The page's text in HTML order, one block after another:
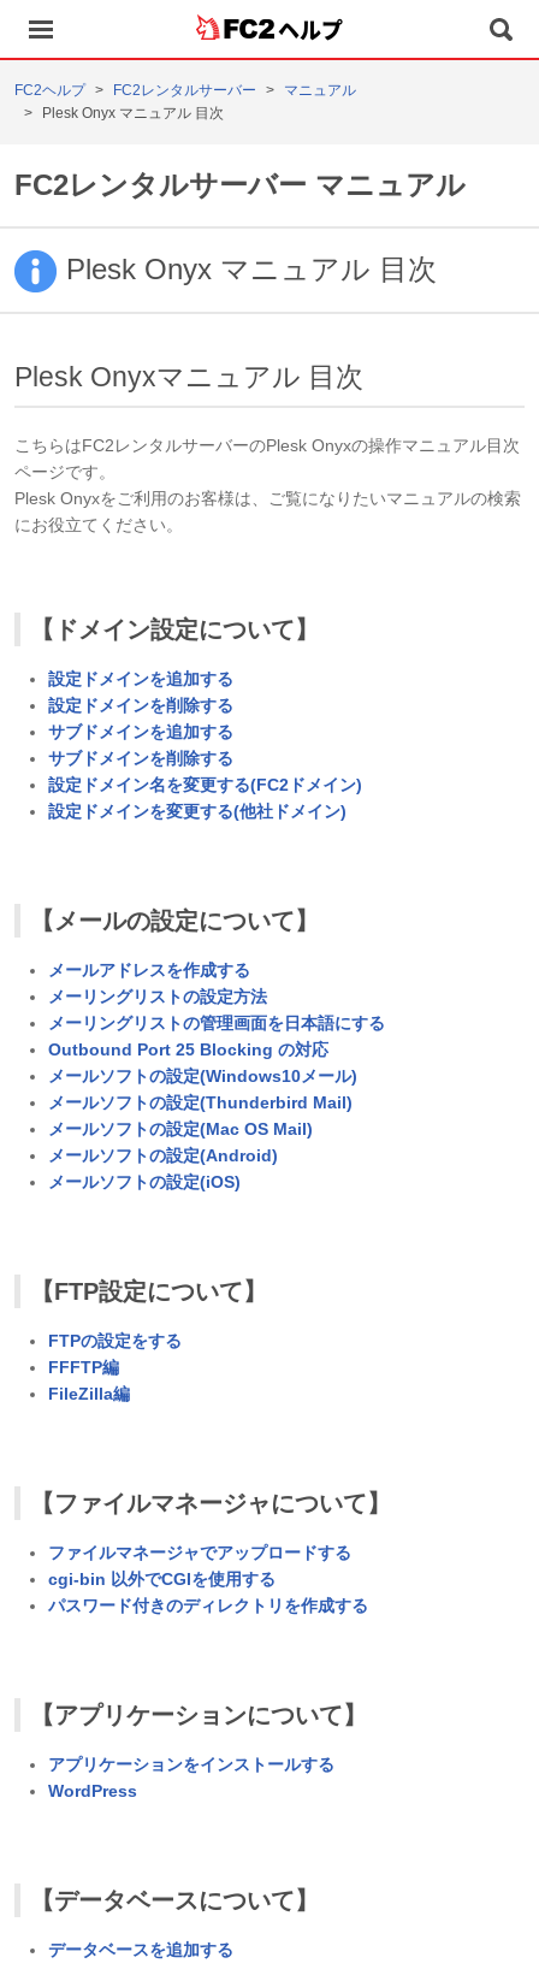
ヘルプ
FC2ヘルプ FC2レンタルサーバー
マニュアル
Plesk Onyx マニュアル 目次
FC2レンタルサーバー マニュアル
Plesk Onyx マニュアル 目次
Plesk Onyxマニュアル 目次
こちらはFC2レンタルサーバーのPlesk Onyxの操作マニュアル目次
ページです。
Plesk Onyxをご利用のお客様は、ご覧になりたいマニュアルの検索
にお役立てください。
【ドメイン設定について】
設定ドメインを追加する
設定ドメインを削除する
サブドメインを追加する
サブドメインを削除する
設定ドメイン名を変更する(FC2ドメイン)
設定ドメインを変更する(他社ドメイン)
【メールの設定について】
メールアドレスを作成する
メーリングリストの設定方法
メーリングリストの管理画面を日本語にする
Outbound Port 25 Blocking の対応​
メールソフトの設定(Windows10メール)
メールソフトの設定(Thunderbird Mail)
メールソフトの設定(Mac OS Mail)
メールソフトの設定(Android)
メールソフトの設定(iOS)
【FTP設定について】
FTPの設定をする
FFFTP編
FileZilla編
【ファイルマネージャについて】
ファイルマネージャでアップロードする
cgi-bin 以外でCGIを使用する
パスワード付きのディレクトリを作成する
【アプリケーションについて】
アプリケーションをインストールする
WordPress
【データベースについて】
データベースを追加する